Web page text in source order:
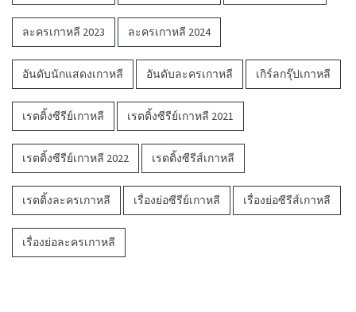
ละครเกาหลี 2023 ละครเกาหลี 2024
อันดับนักแสดงเกาหลี อันดับละครเกาหลี เกิร์ลกรุ๊ปเกาหลี
เรตติ้งซีรีย์เกาหลี เรตติ้งซีรีย์เกาหลี 2021
เรตติ้งซีรีย์เกาหลี 2022 เรตติ้งซีรีส์เกาหลี
เรตติ้งละครเกาหลี เรื่องย่อซีรีย์เกาหลี เรื่องย่อซีรีส์เกาหลี
เรื่องย่อละครเกาหลี